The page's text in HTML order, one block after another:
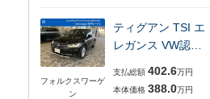
フォルクスワーゲ
ン
ティグアン TSI エ
レガンス VW認…
支払総額 402.6万円
本体価格 388.0万円